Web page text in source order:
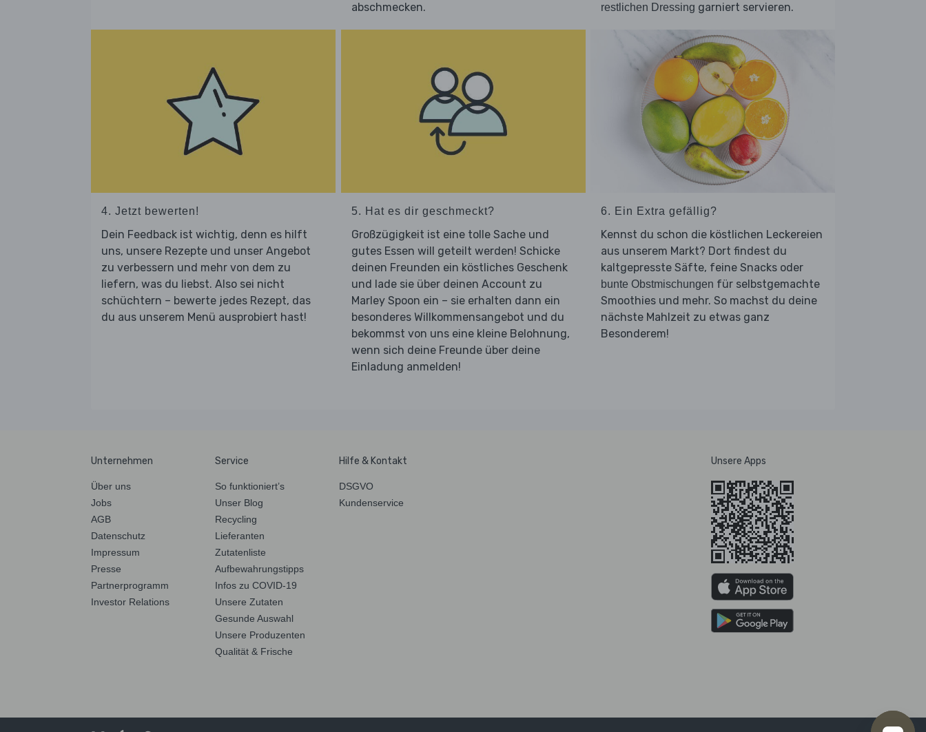
abschmecken.
restlichen Dressing garniert servieren.
4. Jetzt bewerten!
Dein Feedback ist wichtig, denn es hilft
uns, unsere Rezepte und unser Angebot
zu verbessern und mehr von dem zu
liefern, was du liebst. Also sei nicht
schüchtern – bewerte jedes Rezept, das
du aus unserem Menü ausprobiert hast!
5. Hat es dir geschmeckt?
Großzügigkeit ist eine tolle Sache und
gutes Essen will geteilt werden! Schicke
deinen Freunden ein köstliches Geschenk
und lade sie über deinen Account zu
Marley Spoon ein – sie erhalten dann ein
besonderes Willkommensangebot und du
bekommst von uns eine kleine Belohnung,
wenn sich deine Freunde über deine
Einladung anmelden!
6. Ein Extra gefällig?
Kennst du schon die köstlichen Leckereien
aus unserem Markt? Dort findest du
kaltgepresste Säfte, feine Snacks oder
bunte Obstmischungen für selbstgemachte
Smoothies und mehr. So machst du deine
nächste Mahlzeit zu etwas ganz
Besonderem!
Unternehmen
Über uns
Jobs
AGB
Datenschutz
Impressum
Presse
Partnerprogramm
Investor Relations
Service
So funktioniert’s
Unser Blog
Recycling
Lieferanten
Zutatenliste
Aufbewahrungstipps
Infos zu COVID-19
Unsere Zutaten
Gesunde Auswahl
Unsere Produzenten
Qualität & Frische
Hilfe & Kontakt
DSGVO
Kundenservice
Unsere Apps